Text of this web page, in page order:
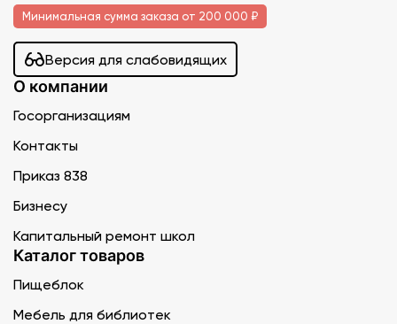
Минимальная сумма заказа от 200 000 ₽
Версия для слабовидящих
О компании
Госорганизациям
Контакты
Приказ 838
Бизнесу
Капитальный ремонт школ
Каталог товаров
Пищеблок
Мебель для библиотек